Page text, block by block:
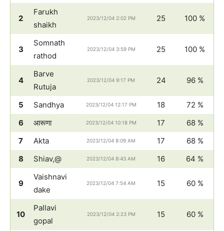
2
Farukh
shaikh
2023/12/04 2:02 PM 25 100 %
3
Somnath
rathod
2023/12/04 3:59 PM 25 100 %
4
Barve
Rutuja
2023/12/04 9:17 PM 24 96 %
5 Sandhya 2023/12/04 12:17 PM 18
72 %
6
आरूणा 2023/12/04 10:18 PM 17
68 %
7
Akta 2023/12/04 8:09 AM 17
68 %
8
Shiav,@ 2023/12/04 8:43 AM 16 64 %
9
Vaishnavi
dake
2023/12/04 7:54 AM 15 60 %
10
Pallavi
gopal
2023/12/04 2:23 PM 15 60 %